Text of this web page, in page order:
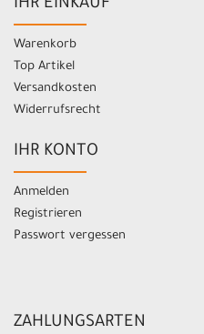
IHR EINKAUF
Warenkorb
Top Artikel
Versandkosten
Widerrufsrecht
IHR KONTO
Anmelden
Registrieren
Passwort vergessen
ZAHLUNGSARTEN